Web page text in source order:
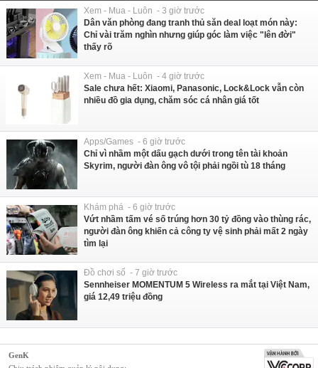
Xem - Mua - Luôn - 3 giờ trước
Dân văn phòng đang tranh thủ săn deal loạt món này:
Chỉ vài trăm nghìn nhưng giúp góc làm việc "lên đời"
thấy rõ
Xem - Mua - Luôn - 4 giờ trước
Sale chưa hết: Xiaomi, Panasonic, Lock&Lock vẫn còn
nhiều đồ gia dụng, chăm sóc cá nhân giá tốt
Apps/Games - 6 giờ trước
Chỉ vì nhầm một dấu gạch dưới trong tên tài khoản
Skyrim, người đàn ông vô tội phải ngồi tù 18 tháng
Khám phá - 6 giờ trước
Vứt nhầm tấm vé số trúng hơn 30 tỷ đồng vào thùng rác,
người đàn ông khiến cả công ty vệ sinh phải mất 2 ngày
tìm lại
Đồ chơi số - 7 giờ trước
Sennheiser MOMENTUM 5 Wireless ra mắt tại Việt Nam,
giá 12,49 triệu đồng
GenK